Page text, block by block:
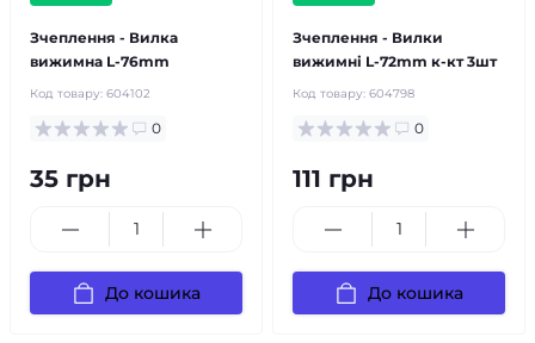
Зчеплення - Вилка
вижимна L-76mm
Код товару: 604102
0
35 грн
До кошика
Зчеплення - Вилки
вижимні L-72mm к-кт 3шт
Код товару: 604798
0
111 грн
До кошика